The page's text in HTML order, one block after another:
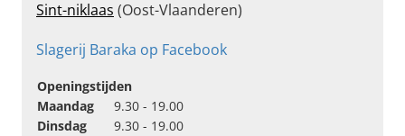
Sint-niklaas (Oost-Vlaanderen)
Slagerij Baraka op Facebook
Openingstijden
Maandag
9.30 - 19.00
Dinsdag
9.30 - 19.00